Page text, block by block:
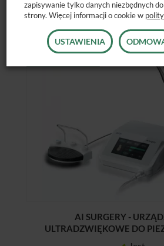
AI SURGERY -
ULTRADZWIĘKOWE DO
zapisywanie tylko danych niezbędnych
strony. Więcej informacji o cookie w
USTAWIENIA